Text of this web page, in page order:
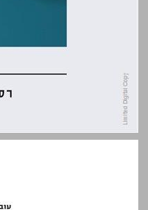
עובר ושווא: הבטחות בחברת השוק שלנו ... 0